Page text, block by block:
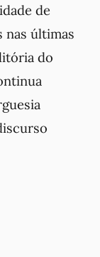
de
nas últimas
do